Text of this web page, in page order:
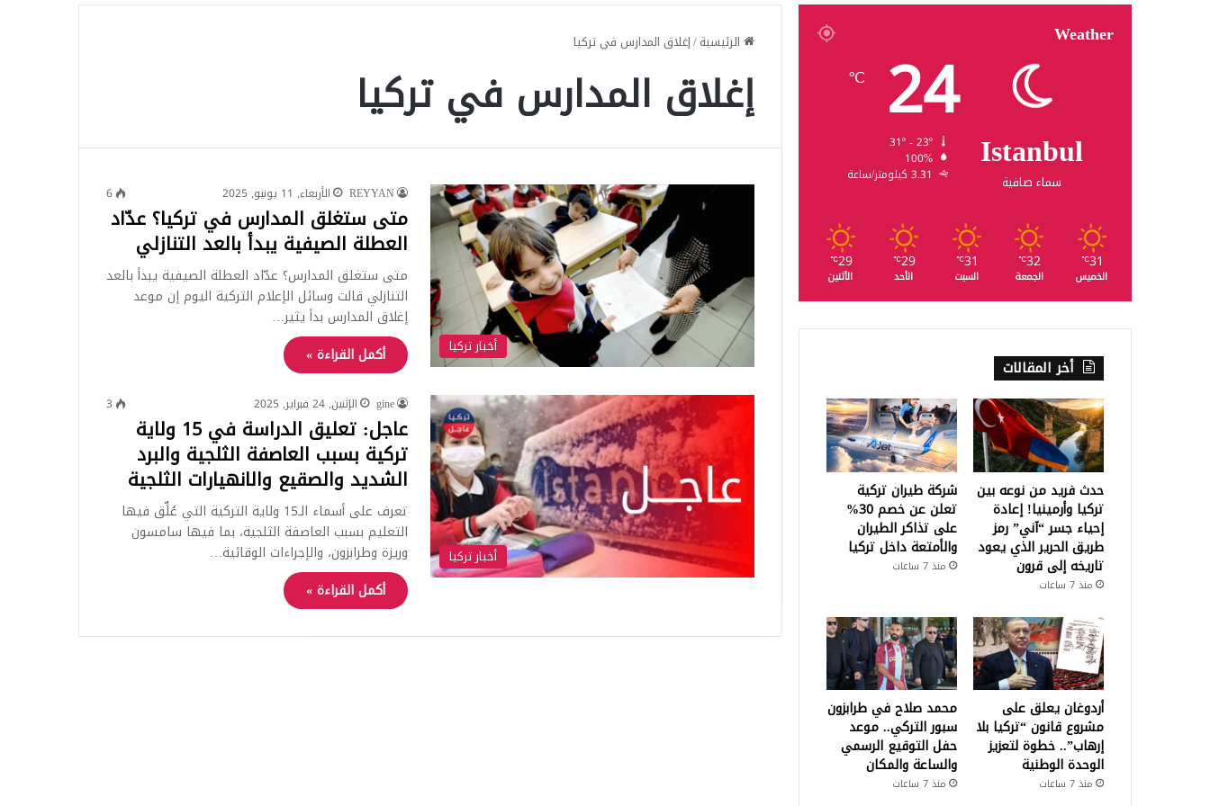
الرئيسية/إغلاق المدارس في تركيا
إغلاق المدارس في تركيا
أخبار تركيا
REYYAN الأربعاء, 11 يونيو, 2025 6
متى ستغلق المدارس في تركيا؟ عدّاد
العطلة الصيفية يبدأ بالعد التنازلي
متى ستغلق المدارس؟ عدّاد العطلة الصيفية يبدأ بالعد
التنازلي قالت وسائل الإعلام التركية اليوم إن موعد
إغلاق المدارس بدأ يثير…
أكمل القراءة »
أخبار تركيا
gine الإثنين, 24 فبراير, 2025 3
عاجل: تعليق الدراسة في 15 ولاية
تركية بسبب العاصفة الثلجية والبرد
الشديد والصقيع والانهيارات الثلجية
تعرف على أسماء الـ15 ولاية التركية التي عُلِّق فيها
التعليم بسبب العاصفة الثلجية، بما فيها سامسون
وريزة وطرابزون، والإجراءات الوقائية…
أكمل القراءة »
Weather
Istanbul
سماء صافية
24
℃
100%
3.31 كيلومتر/ساعة
31
℃
الخميس
32
℃
الجمعة
31
℃
السبت
29
℃
الأحد
29
℃
الأثنين
أخر المقالات
حدث فريد من نوعه بين
تركيا وأرمينيا! إعادة
إحياء جسر “آني” رمز
طريق الحرير الذي يعود
تاريخه إلى قرون
منذ 7 ساعات
شركة طيران تركية
تعلن عن خصم 30%
على تذاكر الطيران
والأمتعة داخل تركيا
منذ 7 ساعات
أردوغان يعلق على
مشروع قانون “تركيا بلا
إرهاب”.. خطوة لتعزيز
الوحدة الوطنية
منذ 7 ساعات
محمد صلاح في طرابزون
سبور التركي.. موعد
حفل التوقيع الرسمي
والساعة والمكان
منذ 7 ساعات